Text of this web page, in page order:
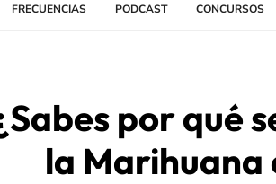
FRECUENCIAS PODCAST CONCURSOS
por qué
la Marihuana